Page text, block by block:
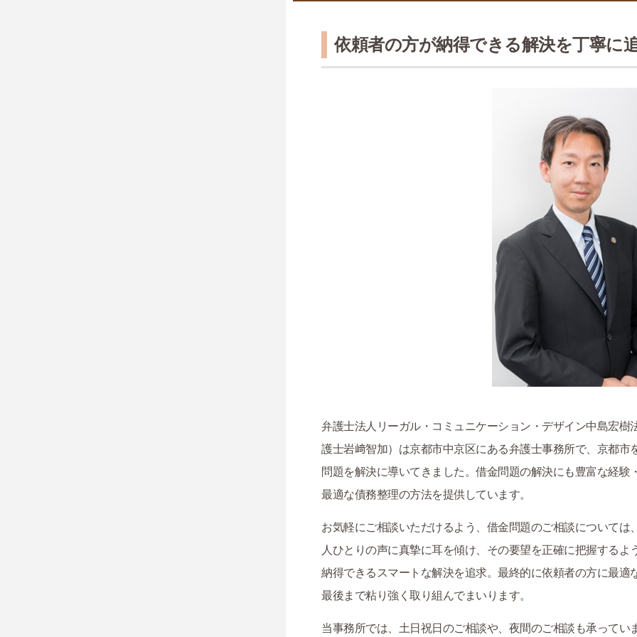
依頼者の方が納得できる解決を丁寧に
弁護士法人リーガル・コミュニケーション・デザイン中島宏樹
護士岩﨑智加）は京都市中京区にある弁護士事務所で、京都市
問題を解決に導いてきました。借金問題の解決にも豊富な経
最適な債務整理の方法を提供しています。
お気軽にご相談いただけるよう、借金問題のご相談については
人ひとりの声に真摯に耳を傾け、その要望を正確に把握する
納得できるスマートな解決を追求。最終的に依頼者の方に最適
最後まで粘り強く取り組んでまいります。
当事務所では、土日祝日のご相談や、夜間のご相談も承ってい